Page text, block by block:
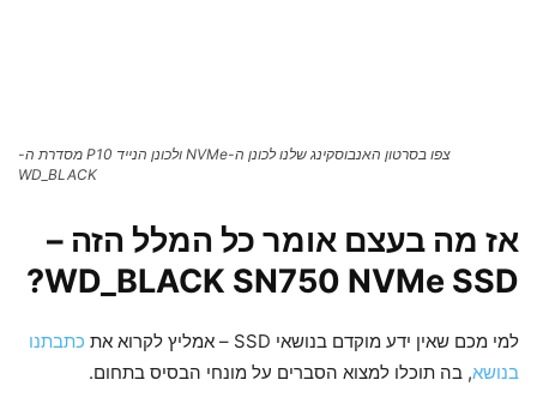
צפו בסרטון האנבוסקינג שלנו לכונן ה-NVMe ולכונן הנייד P10 מסדרת ה-
WD_BLACK
אז מה בעצם אומר כל המלל הזה –
WD_BLACK SN750 NVMe SSD?
למי מכם שאין ידע מוקדם בנושאי SSD – אמליץ לקרוא את
כתבתנו
בנושא, בה תוכלו למצוא הסברים על מונחי הבסיס בתחום.